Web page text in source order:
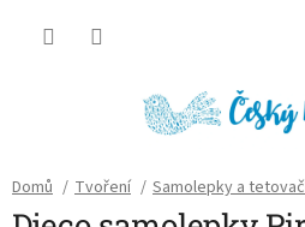
Domů / Tvoření / Samolepky a